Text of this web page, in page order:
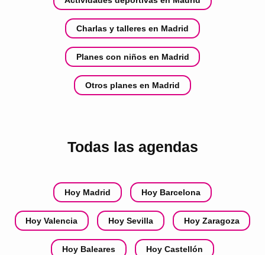
Charlas y talleres en Madrid
Planes con niños en Madrid
Otros planes en Madrid
Todas las agendas
Hoy Madrid Hoy Barcelona
Hoy Valencia Hoy Sevilla Hoy Zaragoza
Hoy Baleares Hoy Castellón